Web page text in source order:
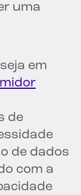
uma
em
de
de dados
com a